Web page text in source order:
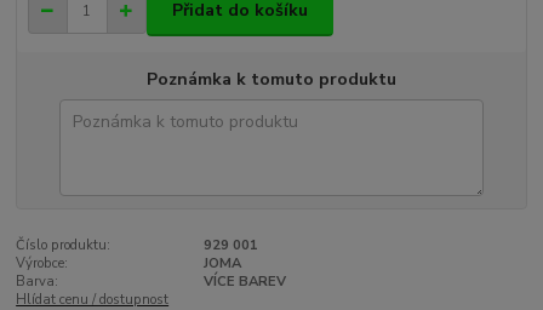
Přidat do košíku
Poznámka k tomuto produktu
Číslo produktu:
929 001
Výrobce:
JOMA
Barva:
VÍCE BAREV
Hlídat cenu / dostupnost